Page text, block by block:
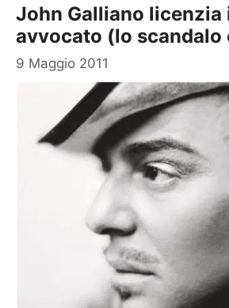
John Galliano licenzia
avvocato (lo scandalo
9 Maggio 2011